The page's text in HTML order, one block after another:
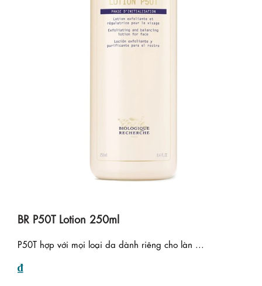
BR P50T Lotion 250ml
P50T hợp với mọi loại da dành riêng cho làn ...
₫